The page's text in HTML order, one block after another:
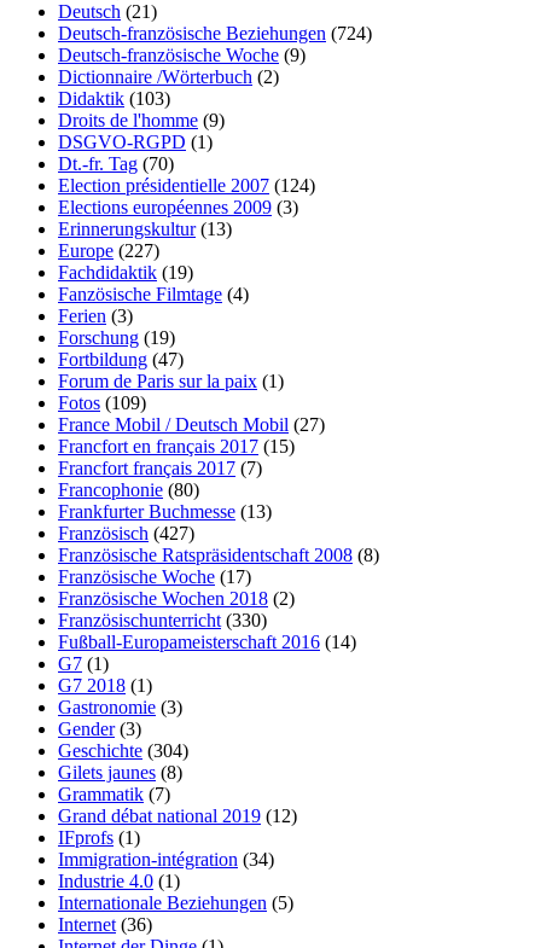
Deutsch (21)
Deutsch-französische Beziehungen (724)
Deutsch-französische Woche (9)
Dictionnaire /Wörterbuch (2)
Didaktik (103)
Droits de l'homme (9)
DSGVO-RGPD (1)
Dt.-fr. Tag (70)
Election présidentielle 2007 (124)
Elections européennes 2009 (3)
Erinnerungskultur(13)
Europe (227)
Fachdidaktik (19)
Fanzösische Filmtage (4)
Ferien (3)
Forschung (19)
Fortbildung (47)
Forum de Paris sur la paix (1)
Fotos (109)
France Mobil / Deutsch Mobil (27)
Francfort en français 2017 (15)
Francfort français 2017 (7)
Francophonie (80)
Frankfurter Buchmesse (13)
Französisch (427)
Französische Ratspräsidentschaft 2008 (8)
Französische Woche (17)
Französische Wochen 2018 (2)
Französischunterricht (330)
Fußball-Europameisterschaft 2016 (14)
G7 (1)
G7 2018 (1)
Gastronomie (3)
Gender(3)
Geschichte (304)
Gilets jaunes (8)
Grammatik (7)
Grand débat national 2019 (12)
IFprofs (1)
Immigration-intégration (34)
Industrie 4.0 (1)
Internationale Beziehungen (5)
Internet (36)